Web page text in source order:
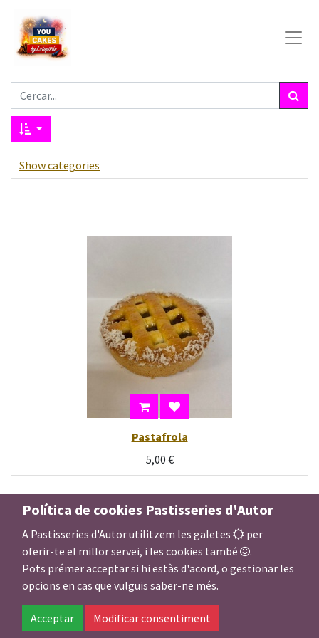
Show categories
Pastafrola
5,00 €
Política de cookies Pastisseries d'Autor
A Pastisseries d'Autor utilitzem les galetes
per
oferir-te el millor servei, i les cookies també
.
Pots prémer acceptar si hi estàs d'acord, o gestionar les
opcions en cas que vulguis saber-ne més.
Acceptar Modificar consentiment